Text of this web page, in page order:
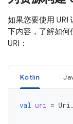
如果您要使用 URI
下内容，了解如何
URI：
Kotlin
val uri = Uri .